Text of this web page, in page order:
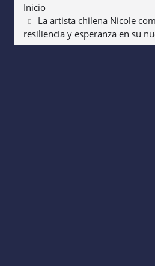
Inicio
La artista chilena Nicole
resiliencia y esperanza en su